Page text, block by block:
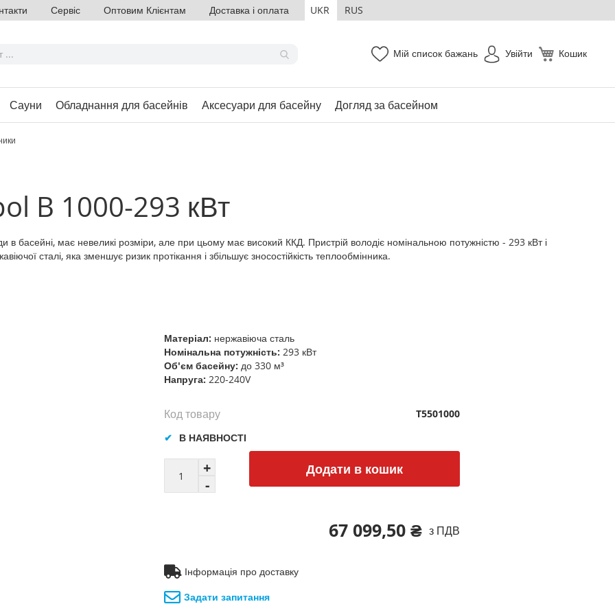
Сервіс Оптовим Клієнтам Доставка і оплата UKR RUS
Кошик
Мій список бажань Увійти
Сауни Обладнання для басейнів Аксесуари для басейну Догляд за басейном
B 1000-293 кВт
басейні, має невеликі розміри, але при цьому має високий ККД. Пристрій володіє номінальною потужністю - 293 кВт і
сталі, яка зменшує ризик протікання і збільшує зносостійкість теплообмінника.
Матеріал: нержавіюча сталь
Номінальна потужність: 293 кВт
Об'єм басейну: до 330 м³
Напруга: 220-240V
Додати в кошик
67 099,50 ₴ з ПДВ
В НАЯВНОСТІ
Код товару T5501000
Інформація про доставку
Задати запитання